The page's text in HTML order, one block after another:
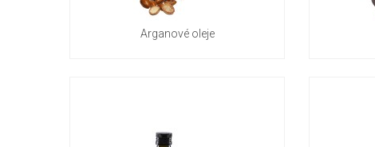
Arganové oleje